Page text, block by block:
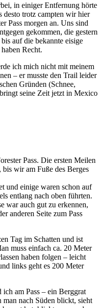
in einiger Entfernung hörte
desto trotz campten wir hier
Pass morgen an. Uns sind
gekommen, die gestern
auf die bekannte eisige
Recht.
ich mich nicht mit meinem
– er musste den Trail leider
Gründen (Schnee,
seine Zeit jetzt in Mexico
Pass. Die ersten Meilen
wir am Fuße des Berges
und einige waren schon auf
entlang nach oben führten.
war auch gut zu erkennen,
anderen Seite zum Pass
Tag im Schatten und ist
muss einfach ca. 20 Meter
haben folgen – leicht
links geht es 200 Meter
am Pass – ein Berggrat
nach Süden blickt, sieht